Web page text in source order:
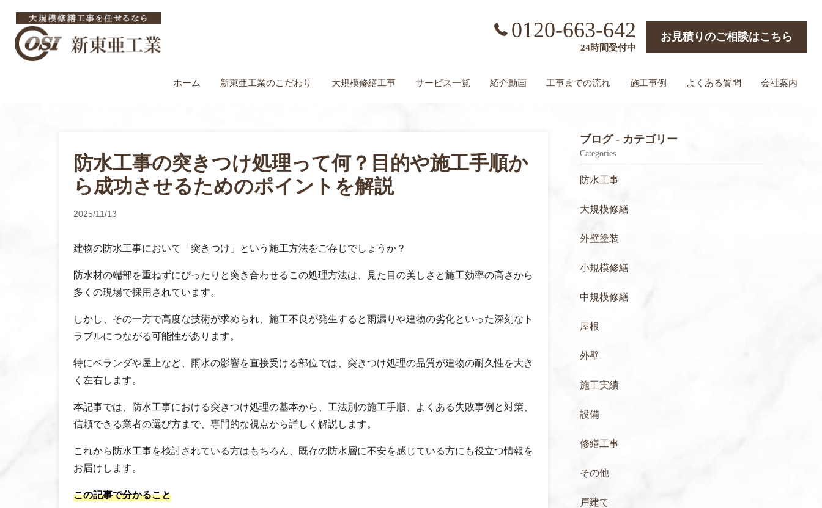
ホーム 新東亜工業のこだわり 大規模修繕工事 サービス一覧 紹介動画 工事までの流れ 施工事例 よくある質問 会社案内
24時間受付中
0120-663-642 お見積りのご相談はこちら
防水工事の突きつけ処理って何？目的や施工手順か
ら成功させるためのポイントを解説
2025/11/13
建物の防水工事において「突きつけ」という施工方法をご存じでしょうか？
防水材の端部を重ねずにぴったりと突き合わせるこの処理方法は、見た目の美しさと施工効率の高さから
多くの現場で採用されています。
しかし、その一方で高度な技術が求められ、施工不良が発生すると雨漏りや建物の劣化といった深刻なト
ラブルにつながる可能性があります。
特にベランダや屋上など、雨水の影響を直接受ける部位では、突きつけ処理の品質が建物の耐久性を大き
く左右します。
本記事では、防水工事における突きつけ処理の基本から、工法別の施工手順、よくある失敗事例と対策、
信頼できる業者の選び方まで、専門的な視点から詳しく解説します。
これから防水工事を検討されている方はもちろん、既存の防水層に不安を感じている方にも役立つ情報を
お届けします。
この記事で分かること
ブログ - カテゴリー
Categories
防水工事
大規模修繕
外壁塗装
小規模修繕
中規模修繕
屋根
外壁
施工実績
設備
修繕工事
その他
戸建て